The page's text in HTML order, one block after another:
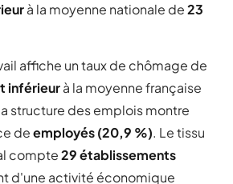
à la moyenne nationale de23
affiche un taux de chômage de
inférieurà la moyenne française
structure des emplois montre
deemployés (20,9 %). Le tissu
compte29 établissements
d'une activité économique